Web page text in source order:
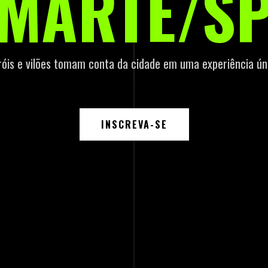
e vilões tomam conta da cidade em uma experiência
INSCREVA-SE